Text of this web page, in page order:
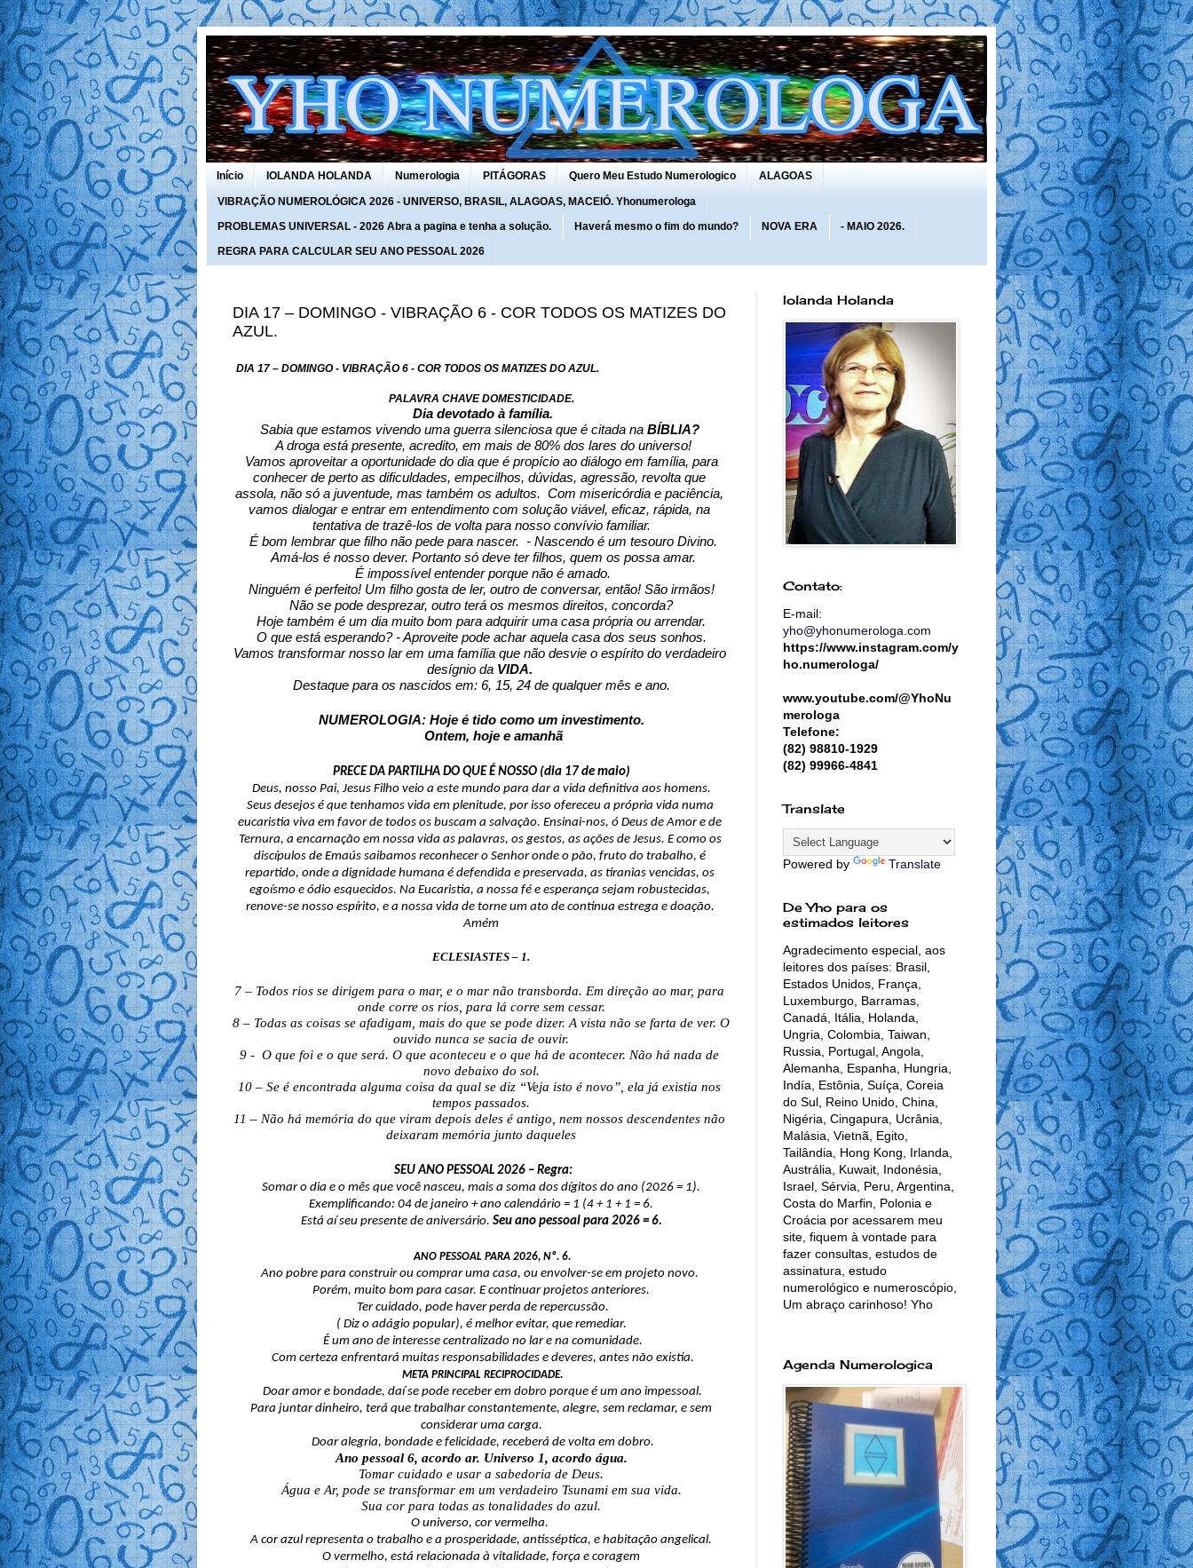
Início IOLANDA HOLANDA Numerologia PITÁGORAS Quero Meu Estudo Numerologico ALAGOAS
VIBRAÇÃO NUMEROLÓGICA 2026 - UNIVERSO, BRASIL, ALAGOAS, MACEIÓ. Yhonumerologa
PROBLEMAS UNIVERSAL - 2026 Abra a pagina e tenha a solução. Haverá mesmo o fim do mundo? NOVA ERA - MAIO 2026.
REGRA PARA CALCULAR SEU ANO PESSOAL 2026
DIA 17 – DOMINGO - VIBRAÇÃO 6 - COR TODOS OS MATIZES DO
AZUL.
DIA 17 – DOMINGO - VIBRAÇÃO 6 - COR TODOS OS MATIZES DO AZUL.
PALAVRA CHAVE DOMESTICIDADE.
Dia devotado à família.
Sabia que estamos vivendo uma guerra silenciosa que é citada na BÍBLIA?
A droga está presente, acredito, em mais de 80% dos lares do universo!
Vamos aproveitar a oportunidade do dia que é propício ao diálogo em família, para
conhecer de perto as dificuldades, empecilhos, dúvidas, agressão, revolta que
assola, não só a juventude, mas também os adultos.  Com misericórdia e paciência,
vamos dialogar e entrar em entendimento com solução viável, eficaz, rápida, na
tentativa de trazê-los de volta para nosso convívio familiar.
É bom lembrar que filho não pede para nascer.  - Nascendo é um tesouro Divino.
Amá-los é nosso dever. Portanto só deve ter filhos, quem os possa amar.
É impossível entender porque não é amado.
Ninguém é perfeito! Um filho gosta de ler, outro de conversar, então! São irmãos!
Não se pode desprezar, outro terá os mesmos direitos, concorda?
Hoje também é um dia muito bom para adquirir uma casa própria ou arrendar.
O que está esperando? - Aproveite pode achar aquela casa dos seus sonhos.
Vamos transformar nosso lar em uma família que não desvie o espírito do verdadeiro
desígnio da VIDA.
Destaque para os nascidos em: 6, 15, 24 de qualquer mês e ano.
NUMEROLOGIA: Hoje é tido como um investimento.
Ontem, hoje e amanhã
PRECE DA PARTILHA DO QUE É NOSSO (dia 17 de maio)
Deus, nosso Pai, Jesus Filho veio a este mundo para dar a vida definitiva aos homens.
Seus desejos é que tenhamos vida em plenitude, por isso ofereceu a própria vida numa
eucaristia viva em favor de todos os buscam a salvação. Ensinai-nos, ó Deus de Amor e de
Ternura, a encarnação em nossa vida as palavras, os gestos, as ações de Jesus. E como os
discípulos de Emaús saibamos reconhecer o Senhor onde o pão, fruto do trabalho, é
repartido, onde a dignidade humana é defendida e preservada, as tiranias vencidas, os
egoísmo e ódio esquecidos. Na Eucaristia, a nossa fé e esperança sejam robustecidas,
renove-se nosso espírito, e a nossa vida de torne um ato de continua estrega e doação.
Amém
ECLESIASTES – 1.
7 – Todos rios se dirigem para o mar, e o mar não transborda. Em direção ao mar, para
onde corre os rios, para lá corre sem cessar.
8 – Todas as coisas se afadigam, mais do que se pode dizer. A vista não se farta de ver. O
ouvido nunca se sacia de ouvir.
9 -  O que foi e o que será. O que aconteceu e o que há de acontecer. Não há nada de
novo debaixo do sol.
10 – Se é encontrada alguma coisa da qual se diz “Veja isto é novo”, ela já existia nos
tempos passados.
11 – Não há memória do que viram depois deles é antigo, nem nossos descendentes não
deixaram memória junto daqueles
SEU ANO PESSOAL 2026 – Regra:
Somar o dia e o mês que você nasceu, mais a soma dos dígitos do ano (2026 = 1).
Exemplificando: 04 de janeiro + ano calendário = 1 (4 + 1 + 1 = 6.
Está aí seu presente de aniversário. Seu ano pessoal para 2026 = 6.
ANO PESSOAL PARA 2026, Nº. 6.
Ano pobre para construir ou comprar uma casa, ou envolver-se em projeto novo.
Porém, muito bom para casar. E continuar projetos anteriores.
Ter cuidado, pode haver perda de repercussão.
( Diz o adágio popular), é melhor evitar, que remediar.
É um ano de interesse centralizado no lar e na comunidade.
Com certeza enfrentará muitas responsabilidades e deveres, antes não existia.
META PRINCIPAL RECIPROCIDADE.
Doar amor e bondade, daí se pode receber em dobro porque é um ano impessoal.
Para juntar dinheiro, terá que trabalhar constantemente, alegre, sem reclamar, e sem
considerar uma carga.
Doar alegria, bondade e felicidade, receberá de volta em dobro.
Ano pessoal 6, acordo ar. Universo 1, acordo água.
Tomar cuidado e usar a sabedoria de Deus.
Água e Ar, pode se transformar em um verdadeiro Tsunami em sua vida.
Sua cor para todas as tonalidades do azul.
O universo, cor vermelha.
A cor azul representa o trabalho e a prosperidade, antisséptica, e habitação angelical.
O vermelho, está relacionada à vitalidade, força e coragem
Iolanda Holanda
Contato:
E-mail:
yho@yhonumerologa.com
https://www.instagram.com/y
ho.numerologa/
www.youtube.com/@YhoNu
merologa
Telefone:
(82) 98810-1929
(82) 99966-4841
Translate
Powered by Translate
De Yho para os
estimados leitores
Agradecimento especial, aos
leitores dos países: Brasil,
Estados Unidos, França,
Luxemburgo, Barramas,
Canadá, Itália, Holanda,
Ungria, Colombia, Taiwan,
Russia, Portugal, Angola,
Alemanha, Espanha, Hungria,
Indía, Estônia, Suíça, Coreia
do Sul, Reino Unido, China,
Nigéria, Cingapura, Ucrânia,
Malásia, Vietnã, Egito,
Tailândia, Hong Kong, Irlanda,
Austrália, Kuwait, Indonésia,
Israel, Sérvia, Peru, Argentina,
Costa do Marfin, Polonia e
Croácia por acessarem meu
site, fiquem à vontade para
fazer consultas, estudos de
assinatura, estudo
numerológico e numeroscópio,
Um abraço carinhoso! Yho
Agenda Numerologica